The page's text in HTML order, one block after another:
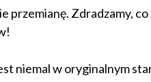
przemianę. Zdradzamy,
niemal w oryginalnym